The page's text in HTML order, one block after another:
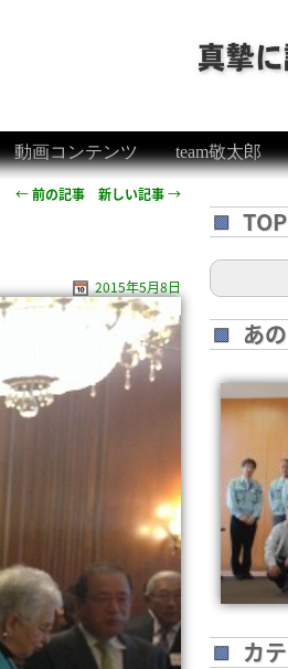
動画コンテンツ team敬太郎
←前の記事 新しい記事→
2015年5月8日
あ
カ